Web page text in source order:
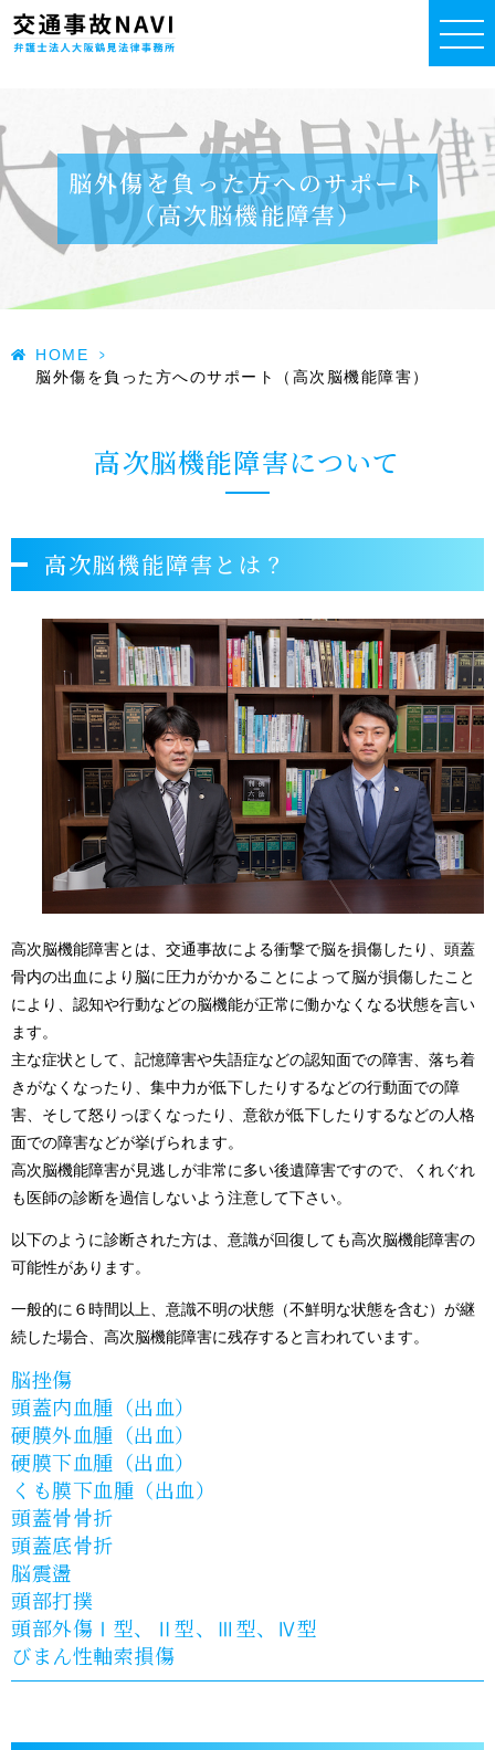
脳外傷を負った方へのサポート
（高次脳機能障害）
HOME
>
脳外傷を負った方へのサポート（高次脳機能障害）
高次脳機能障害について
高次脳機能障害とは？
高次脳機能障害とは、交通事故による衝撃で脳を損傷したり、頭蓋
骨内の出血により脳に圧力がかかることによって脳が損傷したこと
により、認知や行動などの脳機能が正常に働かなくなる状態を言い
ます。
主な症状として、記憶障害や失語症などの認知面での障害、落ち着
きがなくなったり、集中力が低下したりするなどの行動面での障
害、そして怒りっぽくなったり、意欲が低下したりするなどの人格
面での障害などが挙げられます。
高次脳機能障害が見逃しが非常に多い後遺障害ですので、くれぐれ
も医師の診断を過信しないよう注意して下さい。
以下のように診断された方は、意識が回復しても高次脳機能障害の
可能性があります。
一般的に６時間以上、意識不明の状態（不鮮明な状態を含む）が継
続した場合、高次脳機能障害に残存すると言われています。
脳挫傷
頭蓋内血腫（出血）
硬膜外血腫（出血）
硬膜下血腫（出血）
くも膜下血腫（出血）
頭蓋骨骨折
頭蓋底骨折
脳震盪
頭部打撲
頭部外傷Ⅰ型、Ⅱ型、Ⅲ型、Ⅳ型
びまん性軸索損傷